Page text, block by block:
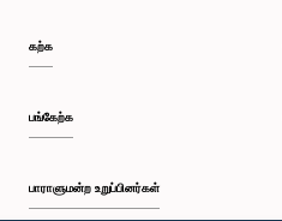
கற்க
பங்கேற்க
பாராளுமன்ற உறுப்பினர்கள்